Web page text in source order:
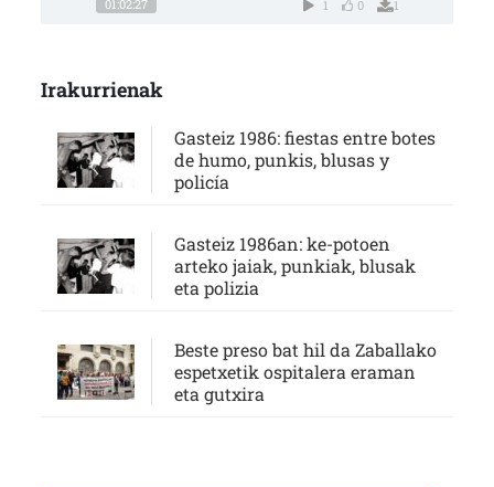
01:02:27 1 0 1
Irakurrienak
Gasteiz 1986: fiestas entre botes
de humo, punkis, blusas y
policía
Gasteiz 1986an: ke-potoen
arteko jaiak, punkiak, blusak
eta polizia
Beste preso bat hil da Zaballako
espetxetik ospitalera eraman
eta gutxira